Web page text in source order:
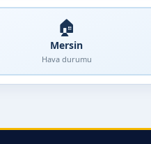
🏠
Mersin
Hava durumu